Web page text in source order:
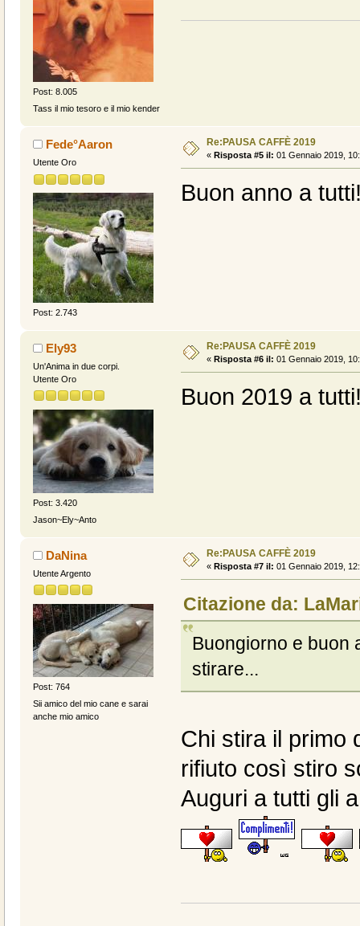
Post: 8.005
Tass il mio tesoro e il mio kender
Fede°Aaron
Utente Oro
Post: 2.743
Re:PAUSA CAFFÈ 2019
« Risposta #5 il: 01 Gennaio 2019,
Buon anno a
Ely93
Un'Anima in due corpi.
Utente Oro
Post: 3.420
Jason~Ely~Anto
Re:PAUSA CAFFÈ 2019
« Risposta #6 il: 01 Gennaio 2019,
Buon 2019 a
DaNina
Utente Argento
Post: 764
Sii amico del mio cane e sarai
anche mio amico
Re:PAUSA CAFFÈ 2019
« Risposta #7 il: 01 Gennaio 2019,
Citazione da:
Buongiorno e buon
stirare...
Chi stira il primo
rifiuto così stiro
Auguri a tutti gli